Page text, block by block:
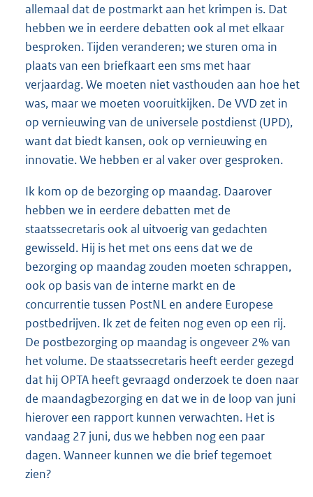
allemaal dat de postmarkt aan het krimpen is. Dat
hebben we in eerdere debatten ook al met elkaar
besproken. Tijden veranderen; we sturen oma in
plaats van een briefkaart een sms met haar
verjaardag. We moeten niet vasthouden aan hoe het
was, maar we moeten vooruitkijken. De VVD zet in
op vernieuwing van de universele postdienst (UPD),
want dat biedt kansen, ook op vernieuwing en
innovatie. We hebben er al vaker over gesproken.
Ik kom op de bezorging op maandag. Daarover
hebben we in eerdere debatten met de
staatssecretaris ook al uitvoerig van gedachten
gewisseld. Hij is het met ons eens dat we de
bezorging op maandag zouden moeten schrappen,
ook op basis van de interne markt en de
concurrentie tussen PostNL en andere Europese
postbedrijven. Ik zet de feiten nog even op een rij.
De postbezorging op maandag is ongeveer 2% van
het volume. De staatssecretaris heeft eerder gezegd
dat hij OPTA heeft gevraagd onderzoek te doen naar
de maandagbezorging en dat we in de loop van juni
hierover een rapport kunnen verwachten. Het is
vandaag 27 juni, dus we hebben nog een paar
dagen. Wanneer kunnen we die brief tegemoet
zien?